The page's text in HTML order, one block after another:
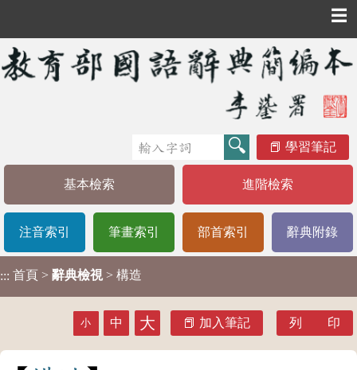
☰
學習筆記
基本檢索 進階檢索
注音索引 筆畫索引 部首索引 辭典附錄
::: 首頁 > 辭典檢視 > 構造
小 中 大 加入筆記 列 印